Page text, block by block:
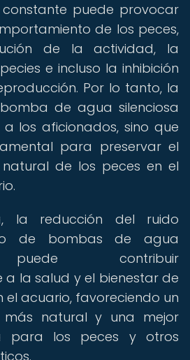
puede provocar
de los peces,
de la actividad, la
e incluso la inhibición
Por lo tanto, la
de agua silenciosa
los aficionados, sino que
para preservar el
de los peces en el
la reducción del ruido
de bombas de agua
puede contribuir
a la salud y el bienestar de
el acuario, favoreciendo un
más natural y una mejor
para los peces y otros